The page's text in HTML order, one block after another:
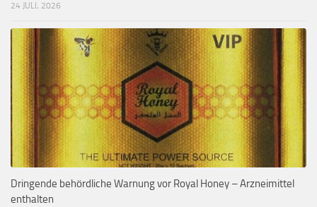
24 JULI, 2026
Dringende behördliche Warnung vor Royal Honey – Arzneimittel
enthalten